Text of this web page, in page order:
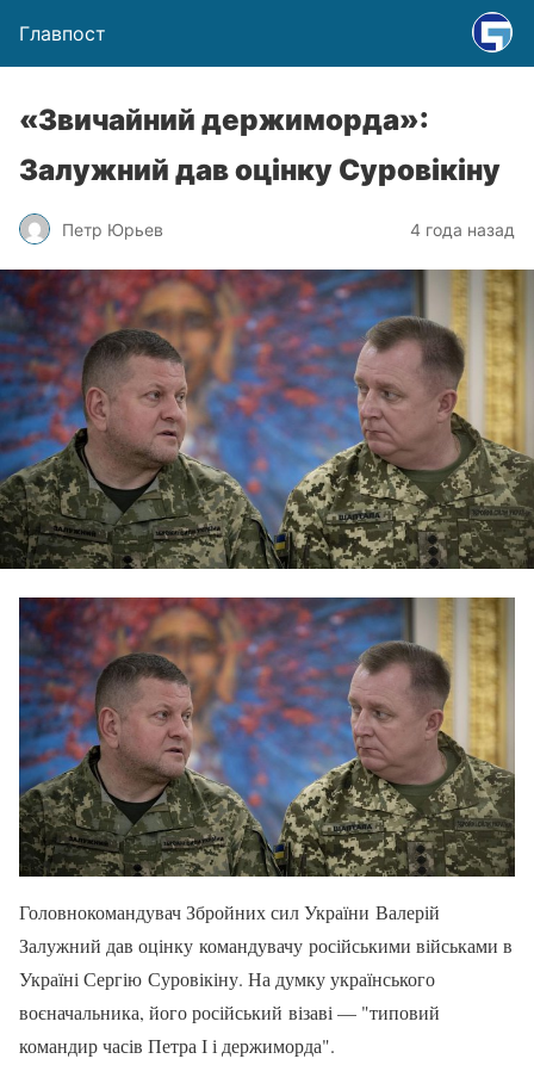
Главпост
«Звичайний держиморда»:
Залужний дав оцінку Суровікіну
Петр Юрьев 4 года назад
Головнокомандувач Збройних сил України Валерій
Залужний дав оцінку командувачу російськими військами в
Україні Сергію Суровікіну. На думку українського
воєначальника, його російський візаві — "типовий
командир часів Петра І і держиморда".